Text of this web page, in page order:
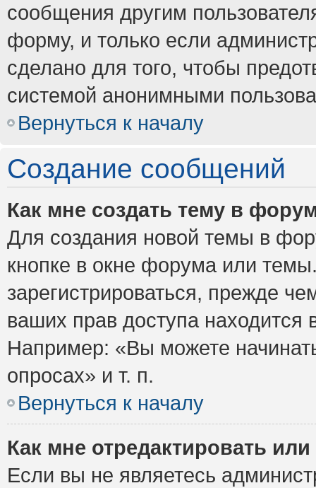
сообщения другим
форму, и только если
сделано для того, чтобы
системой анонимными
Вернуться к началу
Создание сообщений
Как мне создать тему в
Для создания новой темы в
кнопке в окне форума или
зарегистрироваться, прежде
ваших прав доступа
Например: «Вы можете
опросах» и т. п.
Вернуться к началу
Как мне отредактировать
Если вы не являетесь